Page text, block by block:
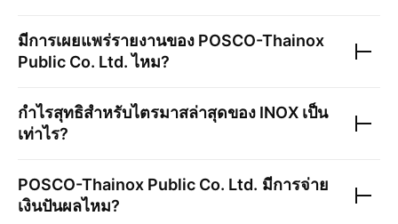
มีการเผยแพร่รายงานของ POSCO-Thainox
Public Co. Ltd.ไหม?
กำไรสุทธิสำหรับไตรมาสล่าสุดของ INOX เป็น
เท่าไร?
POSCO-Thainox Public Co. Ltd. มีการจ่าย
เงินปันผลไหม?